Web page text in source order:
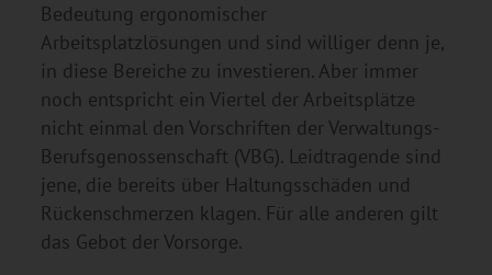
Bedeutung ergonomischer
Arbeitsplatzlösungen und sind williger denn je,
in diese Bereiche zu investieren. Aber immer
noch entspricht ein Viertel der Arbeitsplätze
nicht einmal den Vorschriften der Verwaltungs-
Berufsgenossenschaft (VBG). Leidtragende sind
jene, die bereits über Haltungsschäden und
Rückenschmerzen klagen. Für alle anderen gilt
das Gebot der Vorsorge.